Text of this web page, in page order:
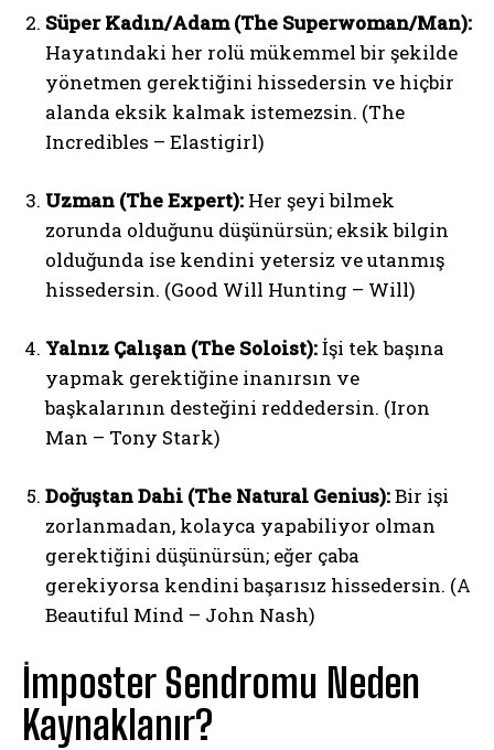
Süper Kadın/Adam (The Superwoman/Man):
Hayatındaki her rolü mükemmel bir şekilde
yönetmen gerektiğini hissedersin ve hiçbir
alanda eksik kalmak istemezsin. (The
Incredibles – Elastigirl)
Uzman (The Expert): Her şeyi bilmek
zorunda olduğunu düşünürsün; eksik bilgin
olduğunda ise kendini yetersiz ve utanmış
hissedersin. (Good Will Hunting – Will)
Yalnız Çalışan (The Soloist):İşi tek başına
yapmak gerektiğine inanırsın ve
başkalarının desteğini reddedersin. (Iron
Man – Tony Stark)
Doğuştan Dahi (The Natural Genius):Bir işi
zorlanmadan, kolayca yapabiliyor olman
gerektiğini düşünürsün; eğer çaba
gerekiyorsa kendini başarısız hissedersin. (A
Beautiful Mind – John Nash)
İmposter Sendromu Neden
Kaynaklanır?